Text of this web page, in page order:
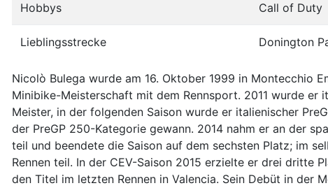
Hobbys Call of Duty
Lieblingsstrecke Donington
Nicolò Bulega wurde am 16. Oktober 1999 in Montecchio
Minibike-Meisterschaft mit dem Rennsport. 2011 wurde er
Meister, in der folgenden Saison wurde er italienischer
der PreGP 250-Kategorie gewann. 2014 nahm er an der
teil und beendete die Saison auf dem sechsten Platz; im
Rennen teil. In der CEV-Saison 2015 erzielte er drei dritte
den Titel im letzten Rennen in Valencia. Sein Debüt in der